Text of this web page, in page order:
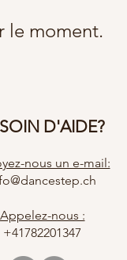
le moment.
D'AIDE?
nous un e-mail:
Appelez-nous :
+41782201347